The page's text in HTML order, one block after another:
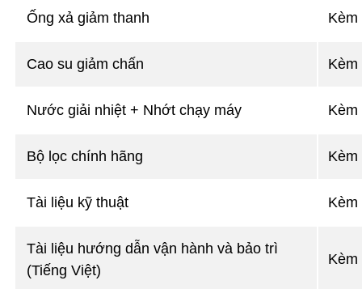
Ống xả giảm thanh Kèm
Cao su giảm chấn Kèm
Nước giải nhiệt + Nhớt chạy máy Kèm
Bộ lọc chính hãng Kèm
Tài liệu kỹ thuật Kèm
Tài liệu hướng dẫn vận hành và bảo trì
(Tiếng Việt)
Kèm